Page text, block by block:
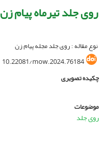
روی جلد تیرماه پیام زن
نوع مقاله : روی جلد مجله پیام زن
10.22081/mow.2024.76184
چکیده تصویری
موضوعات
روی جلد